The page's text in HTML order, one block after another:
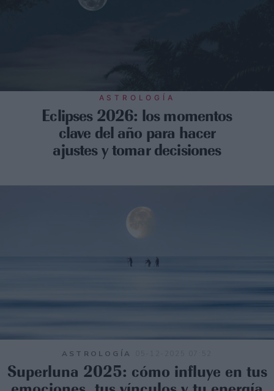
ASTROLOGÍA
Eclipses 2026: los momentos
clave del año para hacer
ajustes y tomar decisiones
ASTROLOGÍA
Superluna 2025: cómo influye en tus